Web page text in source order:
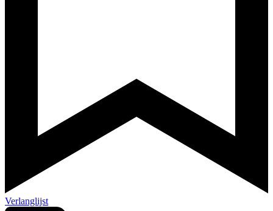
Verlanglijst